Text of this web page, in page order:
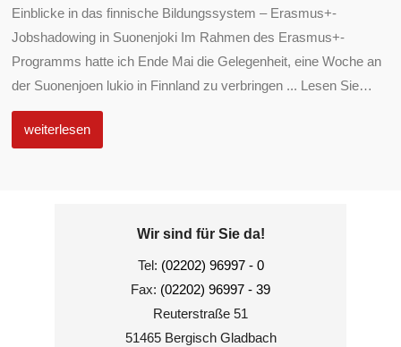
Einblicke in das finnische Bildungssystem – Erasmus+-
Jobshadowing in Suonenjoki Im Rahmen des Erasmus+-
Programms hatte ich Ende Mai die Gelegenheit, eine Woche an
der Suonenjoen lukio in Finnland zu verbringen ... Lesen Sie…
weiterlesen
Wir sind für Sie da!
Tel: (02202) 96997 - 0
Fax: (02202) 96997 - 39
Reuterstraße 51
51465 Bergisch Gladbach